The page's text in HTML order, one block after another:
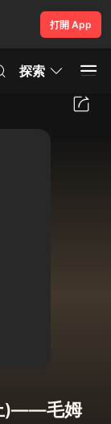
打開 App
探索
)——毛姆